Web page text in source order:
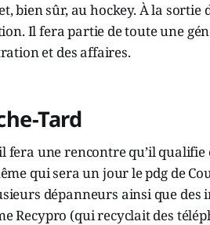
bien sûr, au hockey. À la sortie
Il fera partie de toute une
et des affaires.
Tard
fera une rencontre qu’il
qui sera un jour le pdg de
dépanneurs ainsi que des
Recypro (qui recyclait des